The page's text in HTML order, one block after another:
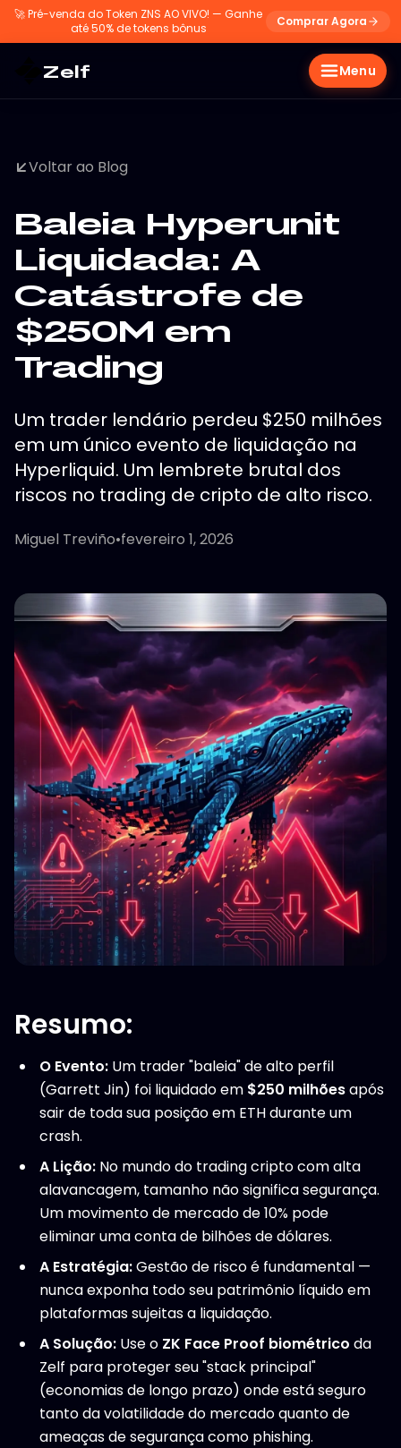
🚀Pré-venda do Token ZNS AO VIVO! — Ganhe
até 50% de tokens bônus
Comprar Agora
Zelf Menu
Voltar ao Blog
Baleia Hyperunit
Liquidada: A
Catástrofe de
$250M em
Trading
Um trader lendário perdeu $250 milhões
em um único evento de liquidação na
Hyperliquid. Um lembrete brutal dos
riscos no trading de cripto de alto risco.
Miguel Treviño•fevereiro 1, 2026
Resumo:
O Evento: Um trader "baleia" de alto perfil
(Garrett Jin) foi liquidado em $250 milhõesapós
sair de toda sua posição em ETH durante um
crash.
A Lição: No mundo do trading cripto com alta
alavancagem, tamanho não significa segurança.
Um movimento de mercado de 10% pode
eliminar uma conta de bilhões de dólares.
A Estratégia:Gestão de risco é fundamental —
nunca exponha todo seu patrimônio líquido em
plataformas sujeitas a liquidação.
A Solução: Use o ZK Face Proof biométrico da
Zelf para proteger seu "stack principal"
(economias de longo prazo) onde está seguro
tanto da volatilidade do mercado quanto de
ameaças de segurança como phishing.